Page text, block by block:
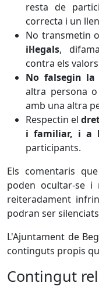
resta de
correcta i un
No transmetin
il·legals,
contra els
No falsegin
altra persona
amb una altra
Respectin el
i familiar, i a
participants.
Els comentaris
poden ocultar-se i
reiteradament
podran ser
L'Ajuntament de
continguts propis
Contingut